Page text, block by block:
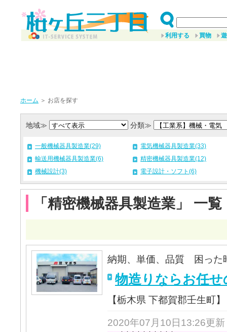
利用する 買物
ホーム ＞ お店を探す
地域≫ 分類≫
一般機械器具製造業(29)
電気機械器具製造業(33)
輸送用機械器具製造業(6)
精密機械器具製造業(12)
機械設計(3)
電子設計・ソフト(6)
「精密機械器具製造業」 一覧
納期、単価、品質 困った
物造りならお任
【栃木県 下都賀郡壬生町】
2020年07月10日13:26更新